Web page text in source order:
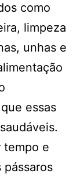
como
limpeza
unhas e
essas
tempo e